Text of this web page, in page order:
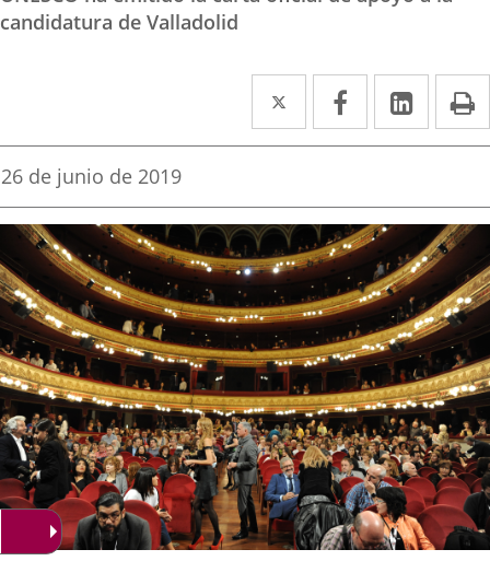
candidatura de Valladolid
Twitter
Enlace
a
aplicación
externa.
Facebook
Enlace
a
aplicación
externa.
Enlace
a
Fecha
la
noticia
26 de junio de 2019